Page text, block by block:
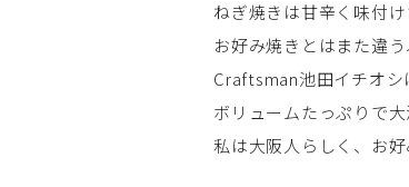
ねぎ焼きは甘辛く味付
お好み焼きとはまた違
Craftsman池田イチオシ
ボリュームたっぷりで
私は大阪人らしく、お